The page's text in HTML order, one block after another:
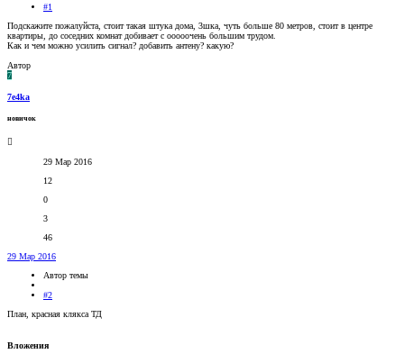
#1
Подскажите пожалуйста, стоит такая штука дома, 3шка, чуть больше 80 метров, стоит в центре
квартиры, до соседних комнат добивает с ооооочень большим трудом.
Как и чем можно усилить сигнал? добавить антену? какую?
Автор
7
7e4ka
новичок
29 Мар 2016
12
0
3
46
29 Мар 2016
Автор темы
#2
План, красная клякса ТД
Вложения